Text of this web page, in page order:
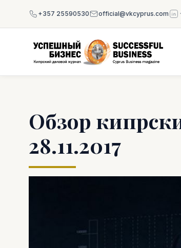
+357 25590530 official@vkcyprus.com
Обзор
28.11.2017